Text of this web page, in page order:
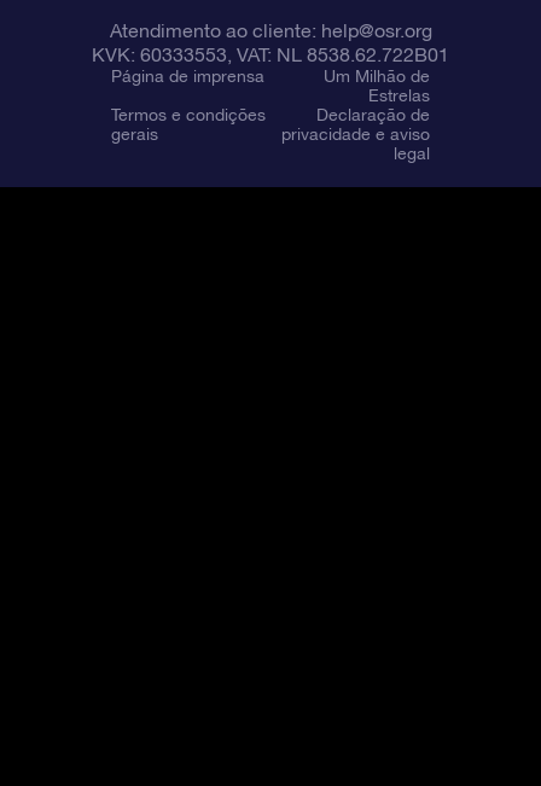
Atendimento ao cliente: help@osr.org
KVK: 60333553, VAT: NL 8538.62.722B01
Página de imprensa
Um Milhão de
Estrelas
Termos e condições
gerais
Declaração de
privacidade e aviso
legal